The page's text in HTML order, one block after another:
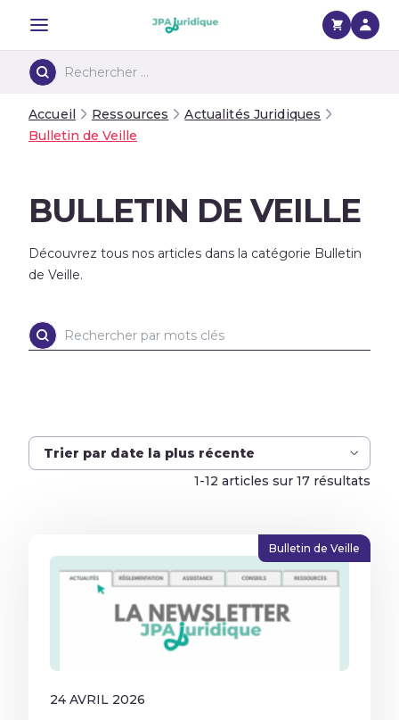
Accueil Ressources
Actualités Juridiques
Bulletin de Veille
BULLETIN DE VEILLE
Découvrez tous nos articles dans la catégorie Bulletin
de Veille.
Trier par date la plus récente
1-12 articles sur 17 résultats
Bulletin de Veille
24 AVRIL 2026